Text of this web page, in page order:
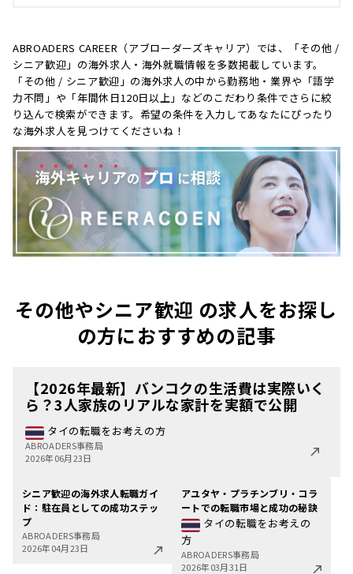
ABROADERS CAREER（アブローダーズキャリア）では、「その他 /
シニア歓迎」の海外求人・海外就職情報を多数掲載しています。
「その他 / シニア歓迎」の海外求人の中から勤務地・業界や「語学
力不問」や「年間休日120日以上」などのこだわり条件でさらに絞
り込んで検索ができます。希望の条件を入力してあなたにぴったり
な海外求人を見つけてくださいね！
その他やシニア歓迎 の求人をお探し
の方におすすめの記事
【2026年最新】バンコクの生活費は実際いく
ら？3人家族のリアルな家計を実額で公開
タイの転職をお考えの方
ABROADERS事務局
2026年06月23日
シニア歓迎の海外求人転職ガイ
ド：駐在員としての成功ステッ
プ
ABROADERS事務局
2026年04月23日
アユタヤ・プラチンブリ・コラ
ートでの転職市場と成功の秘訣
タイの転職をお考えの
方
ABROADERS事務局
2026年03月31日